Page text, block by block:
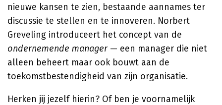
nieuwe kansen te zien, bestaande aannames ter
discussie te stellen en te innoveren. Norbert
Greveling introduceert het concept van de
ondernemende manager— een manager die niet
alleen beheert maar ook bouwt aan de
toekomstbestendigheid van zijn organisatie.
Herken jij jezelf hierin? Of ben je voornamelijk